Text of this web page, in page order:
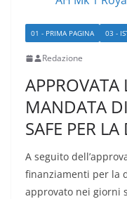
01 - PRIMA PAGINA 03 -
Redazione
APPROVATA
MANDATA
SAFE PER LA
A seguito
finanziamenti per la
approvato nei giorni